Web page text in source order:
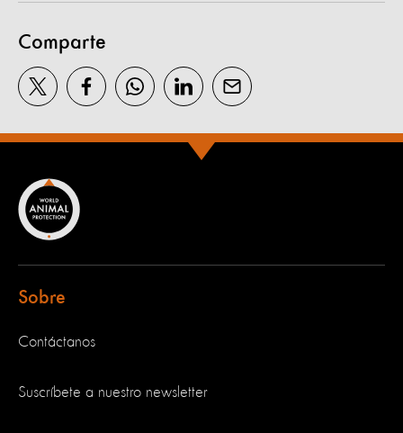
Comparte
Sobre
Contáctanos
Suscríbete a nuestro newsletter